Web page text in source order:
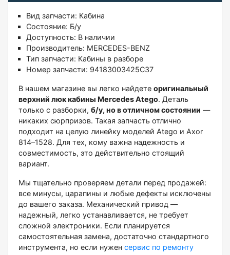
Вид запчасти: Кабина
Состояние: Б/у
Доступность: В наличии
Производитель: MERCEDES-BENZ
Тип запчасти: Кабины в разборе
Номер запчасти: 94183003425C37
В нашем магазине вы легко найдете оригинальный
верхний люк кабины Mercedes Atego. Деталь
только с разборки, б/у, но в отличном состоянии —
никаких сюрпризов. Такая запчасть отлично
подходит на целую линейку моделей Atego и Axor
814–1528. Для тех, кому важна надежность и
совместимость, это действительно стоящий
вариант.
Мы тщательно проверяем детали перед продажей:
все минусы, царапины и любые дефекты исключены
до вашего заказа. Механический привод —
надежный, легко устанавливается, не требует
сложной электроники. Если планируется
самостоятельная замена, достаточно стандартного
инструмента, но если нужен сервис по ремонту